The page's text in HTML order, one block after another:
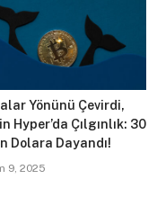
Yönünü Çevirdi,
Hyper’da Çılgınlık: 30
Dolara Dayandı!
9, 2025